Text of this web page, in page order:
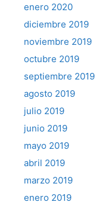
enero 2020
diciembre 2019
noviembre 2019
octubre 2019
septiembre 2019
agosto 2019
julio 2019
junio 2019
mayo 2019
abril 2019
marzo 2019
enero 2019